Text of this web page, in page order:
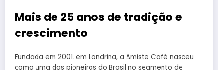
Mais de 25 anos de tradição e
crescimento
Fundada em 2001, em Londrina, a Amiste Café nasceu
como uma das pioneiras do Brasil no segmento de